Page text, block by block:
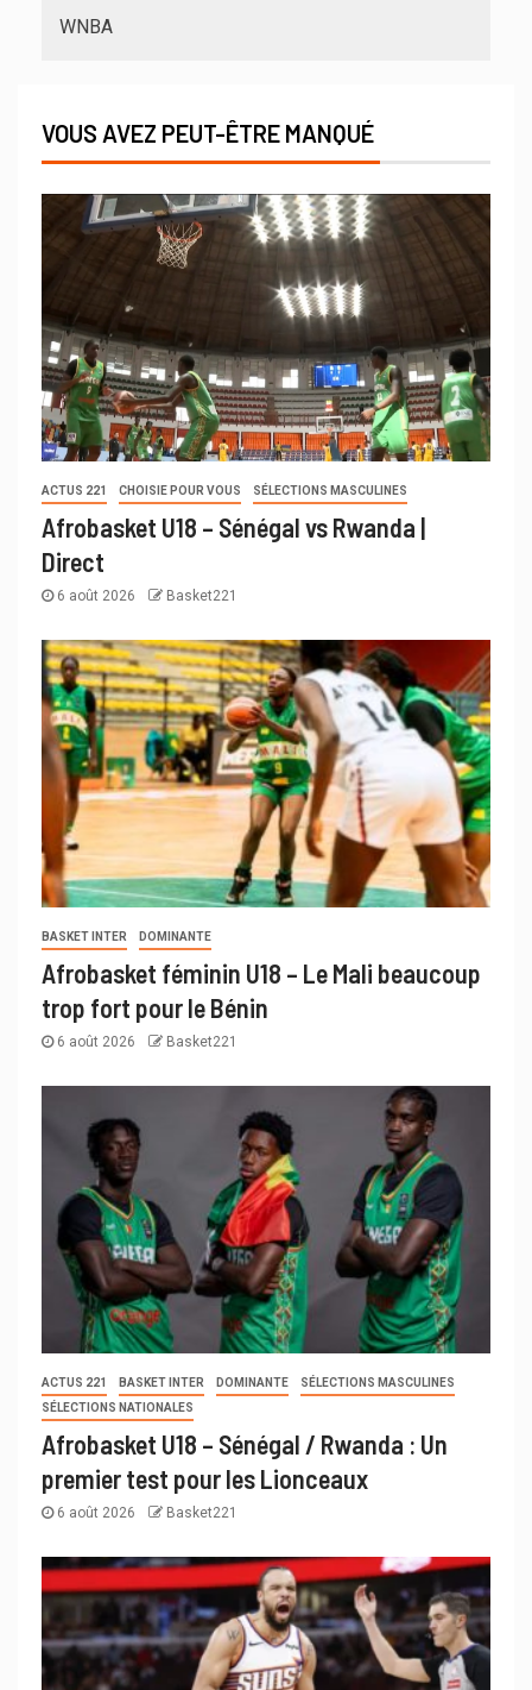
WNBA
VOUS AVEZ PEUT-ÊTRE MANQUÉ
ACTUS 221 CHOISIE POUR VOUS SÉLECTIONS MASCULINES
Afrobasket U18 – Sénégal vs Rwanda |
Direct
6 août 2026 Basket221
BASKET INTER DOMINANTE
Afrobasket féminin U18 – Le Mali beaucoup
trop fort pour le Bénin
6 août 2026 Basket221
ACTUS 221 BASKET INTER DOMINANTE
SÉLECTIONS MASCULINES
SÉLECTIONS NATIONALES
Afrobasket U18 – Sénégal / Rwanda : Un
premier test pour les Lionceaux
6 août 2026 Basket221